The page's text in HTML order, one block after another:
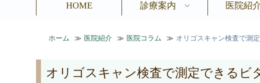
HOME 診療案内 医院
ホーム 医院紹介 医院コラム オリゴスキャン検査で測
オリゴスキャン検査で測定できるビ